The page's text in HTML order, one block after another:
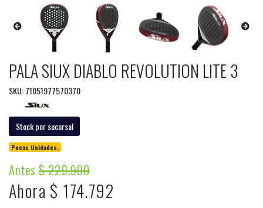
PALA SIUX DIABLO REVOLUTION LITE 3
SKU: 71051977570370
Stock por sucursal
Pocas Unidades.
Antes$ 229.990
Ahora $ 174.792